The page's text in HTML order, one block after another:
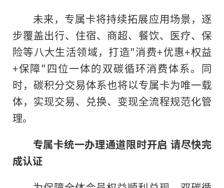
未来，专属卡将持续拓展应用场景，逐
步覆盖出行、住宿、商超、餐饮、医疗、保
险等八大生活领域，打造"消费+优惠+权益
+保障"四位一体的双碳循环消费体系。同
时，碳积分交易体系也将以专属卡为唯一载
体，实现交易、兑换、变现全流程规范化管
理。
专属卡统一办理通道限时开启 请尽快完
成认证